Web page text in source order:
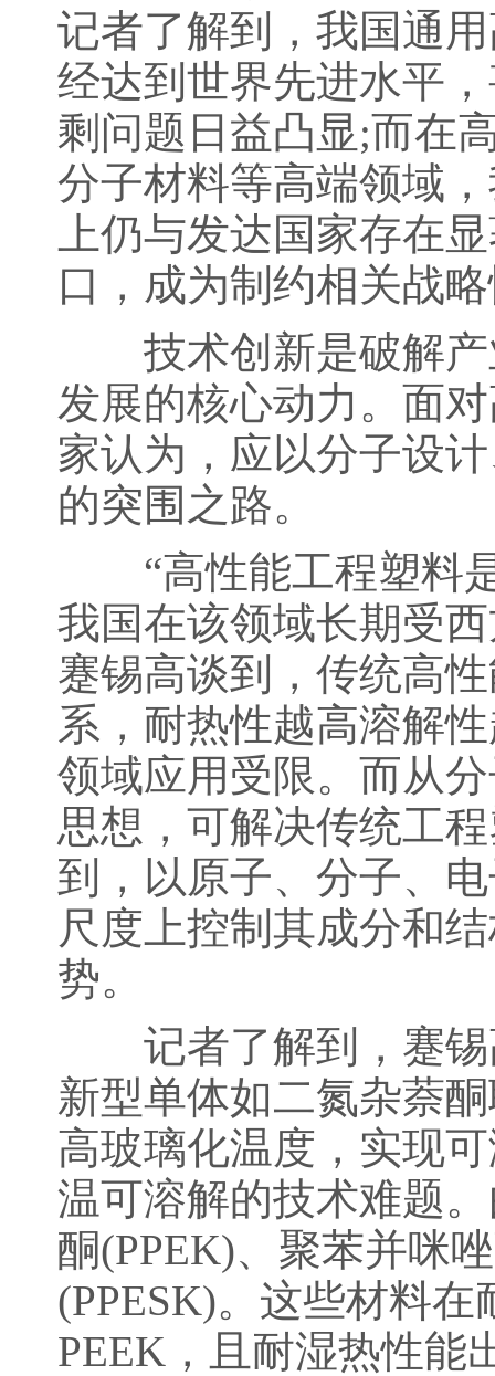
记者了解到，我国通
经达到世界先进水平
剩问题日益凸显;而在
分子材料等高端领域
上仍与发达国家存在
口，成为制约相关战
技术创新是破解产
发展的核心动力。面
家认为，应以分子设
的突围之路。
“高性能工程塑料是
我国在该领域长期受
蹇锡高谈到，传统高
系，耐热性越高溶解
领域应用受限。而从
思想，可解决传统工
到，以原子、分子、
尺度上控制其成分和
势。
记者了解到，蹇锡
新型单体如二氮杂萘
高玻璃化温度，实现
温可溶解的技术难题
酮(PPEK)、聚苯并咪
(PPESK)。这些材料
PEEK，且耐湿热性能